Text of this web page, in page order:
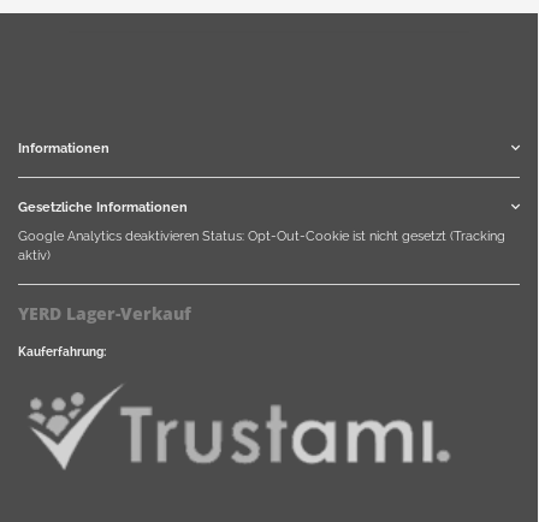
Informationen
Gesetzliche Informationen
Google Analytics deaktivieren Status: Opt-Out-Cookie ist nicht gesetzt (Tracking
aktiv)
YERD Lager-Verkauf
Kauferfahrung: